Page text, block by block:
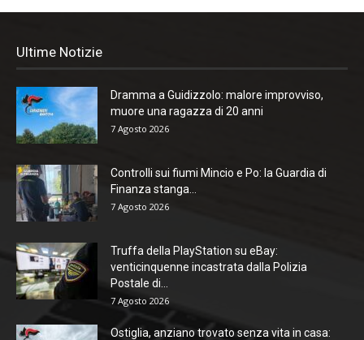
Ultime Notizie
Dramma a Guidizzolo: malore improvviso,
muore una ragazza di 20 anni
7 Agosto 2026
Controlli sui fiumi Mincio e Po: la Guardia di
Finanza stanga...
7 Agosto 2026
Truffa della PlayStation su eBay:
venticinquenne incastrata dalla Polizia
Postale di...
7 Agosto 2026
Ostiglia, anziano trovato senza vita in casa: